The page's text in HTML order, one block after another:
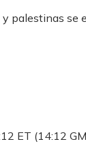
ET (14:12